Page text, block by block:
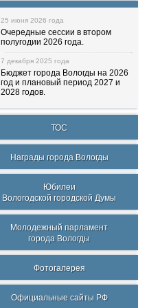
25 июня 2026 года
Очередные сессии в втором
полугодии 2026 года.
7 декабря 2025 года
Бюджет города Вологды на 2026
год и плановый период 2027 и
2028 годов.
ТОС
Награды города Вологды
Юбилеи
Вологодской городской Думы
Молодежный парламент
города Вологды
Фотогалерея
Официальные сайты РФ